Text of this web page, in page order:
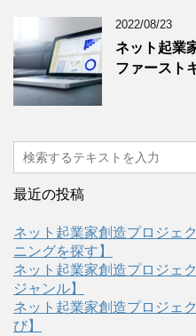
2022/08/23
ネット起業
ファースト
最近の投稿
ネット起業家創造プロジェ
ニングを探す】
ネット起業家創造プロジェ
ジャンル】
ネット起業家創造プロジェ
び】